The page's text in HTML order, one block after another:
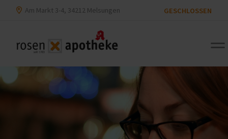
Am Markt 3-4, 34212 Melsungen GESCHLOSSEN